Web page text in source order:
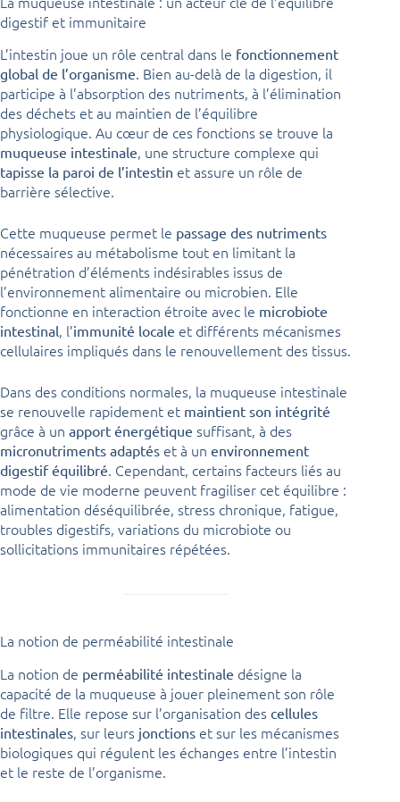
digestif et immunitaire
L’intestin joue un rôle central dans le fonctionnement
global de l’organisme. Bien au-delà de la digestion, il
participe à l’absorption des nutriments, à l’élimination
des déchets et au maintien de l’équilibre
physiologique. Au cœur de ces fonctions se trouve la
muqueuse intestinale, une structure complexe qui
tapisse la paroi de l’intestin et assure un rôle de
barrière sélective.
Cette muqueuse permet le passage des nutriments
nécessaires au métabolisme tout en limitant la
pénétration d’éléments indésirables issus de
l’environnement alimentaire ou microbien. Elle
fonctionne en interaction étroite avec le microbiote
intestinal, l’immunité locale et différents mécanismes
cellulaires impliqués dans le renouvellement des tissus.
Dans des conditions normales, la muqueuse intestinale
se renouvelle rapidement et maintient son intégrité
grâce à un apport énergétique suffisant, à des
micronutriments adaptés et à un environnement
digestif équilibré. Cependant, certains facteurs liés au
mode de vie moderne peuvent fragiliser cet équilibre :
alimentation déséquilibrée, stress chronique, fatigue,
troubles digestifs, variations du microbiote ou
sollicitations immunitaires répétées.
La notion de perméabilité intestinale
La notion de perméabilité intestinale désigne la
capacité de la muqueuse à jouer pleinement son rôle
de filtre. Elle repose sur l’organisation des cellules
intestinales, sur leurs jonctions et sur les mécanismes
biologiques qui régulent les échanges entre l’intestin
et le reste de l’organisme.